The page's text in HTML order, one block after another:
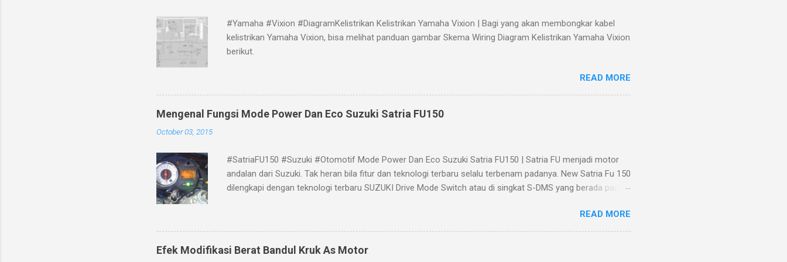
#Yamaha #Vixion #DiagramKelistrikan Kelistrikan Yamaha Vixion | Bagi yang akan membongkar kabel
kelistrikan Yamaha Vixion, bisa melihat panduan gambar Skema Wiring Diagram Kelistrikan Yamaha Vixion
berikut.
READ MORE
Mengenal Fungsi Mode Power Dan Eco Suzuki Satria FU150
October 03, 2015
#SatriaFU150 #Suzuki #Otomotif Mode Power Dan Eco Suzuki Satria FU150 | Satria FU menjadi motor
andalan dari Suzuki. Tak heran bila fitur dan teknologi terbaru selalu terbenam padanya. New Satria Fu 150
dilengkapi dengan teknologi terbaru SUZUKI Drive Mode Switch atau di singkat S-DMS yang berada pada
Fungsi dari perangkat S-DMS Suzuki adalah sebagai lampu indikator putaran mesin yang telah di setel
lebih dahulu. Sedangkan penyetelan hanya dengan menekan tombol mode lebih dari 2 detik. Ada 3 pilihan
mode yaitu mode eco, power dan netral. Dengan menekan tombol mode akan merubah mode eco
READ MORE
Efek Modifikasi Berat Bandul Kruk As Motor